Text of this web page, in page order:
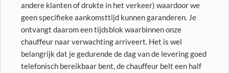
andere klanten of drukte in het verkeer) waardoor we
geen specifieke aankomsttijd kunnen garanderen. Je
ontvangt daarom een tijdsblok waarbinnen onze
chauffeur naar verwachting arriveert. Het is wel
belangrijk dat je gedurende de dag van de levering goed
telefonisch bereikbaar bent, de chauffeur belt een half